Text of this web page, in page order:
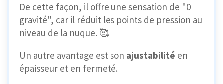
De cette façon, il offre une sensation de "0
gravité", car il réduit les points de pression au
niveau de la nuque. 🥰
Un autre avantage est son ajustabilité en
épaisseur et en fermeté.